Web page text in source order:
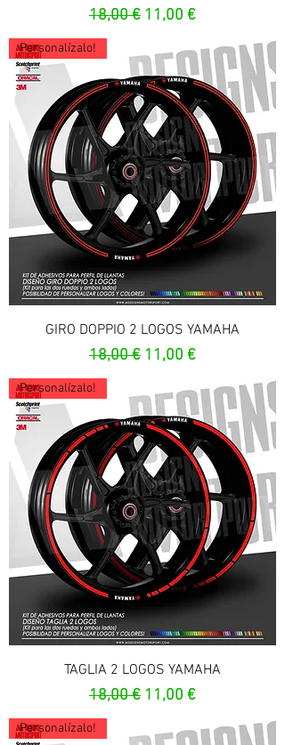
Prix original
18,00 € Prix promotionnel
11,00 €
Personalízalo!
GIRO DOPPIO 2 LOGOS YAMAHA
Prix original
18,00 € Prix promotionnel
11,00 €
Personalízalo!
TAGLIA 2 LOGOS YAMAHA
Prix original
18,00 € Prix promotionnel
11,00 €
Personalízalo!